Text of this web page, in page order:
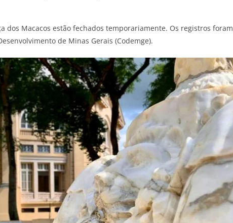
dos Macacos estão fechados temporariamente. Os registros foram
de Minas Gerais (Codemge).